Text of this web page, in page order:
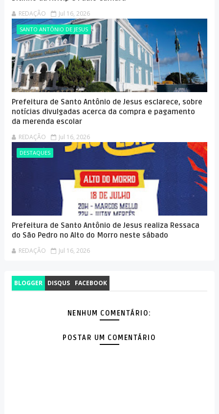
REDAÇÃO Jul 16, 2026
SANTO ANTÔNIO DE JESUS
Prefeitura de Santo Antônio de Jesus esclarece, sobre
notícias divulgadas acerca da compra e pagamento
da merenda escolar
REDAÇÃO Jul 16, 2026
DESTAQUES
Prefeitura de Santo Antônio de Jesus realiza Ressaca
do São Pedro no Alto do Morro neste sábado
REDAÇÃO Jul 16, 2026
BLOGGER DISQUS FACEBOOK
NENHUM COMENTÁRIO:
POSTAR UM COMENTÁRIO